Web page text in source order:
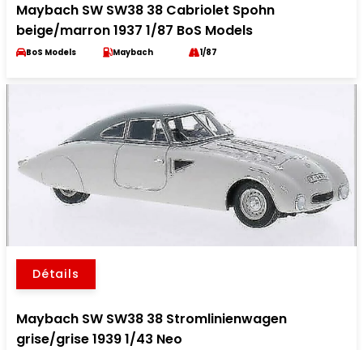
Maybach SW SW38 38 Cabriolet Spohn
beige/marron 1937 1/87 BoS Models
BoS Models Maybach 1/87
Détails
Maybach SW SW38 38 Stromlinienwagen
grise/grise 1939 1/43 Neo